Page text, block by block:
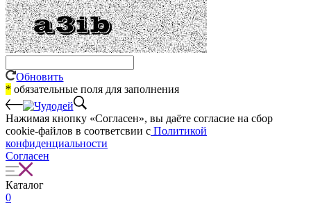
Обновить
* обязательные поля для заполнения
Нажимая кнопку «Согласен», вы даёте cогласие на сбор
cookie-файлов в соответсвии с Политикой
конфиденциальности
Согласен
Каталог
0